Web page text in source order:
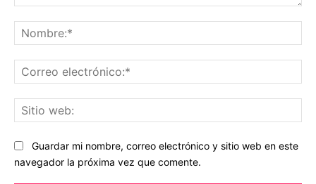
Guardar mi nombre, correo electrónico y sitio web en este
navegador la próxima vez que comente.